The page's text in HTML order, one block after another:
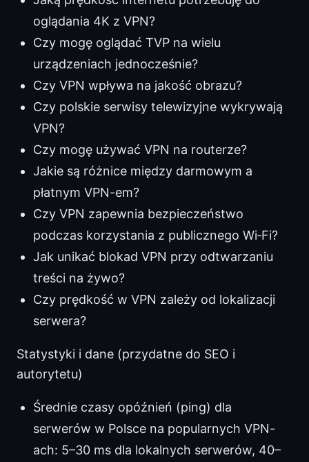
oglądania 4K z VPN?
Czy mogę oglądać TVP na wielu
urządzeniach jednocześnie?
Czy VPN wpływa na jakość obrazu?
Czy polskie serwisy telewizyjne wykrywają
VPN?
Czy mogę używać VPN na routerze?
Jakie są różnice między darmowym a
płatnym VPN-em?
Czy VPN zapewnia bezpieczeństwo
podczas korzystania z publicznego Wi‑Fi?
Jak unikać blokad VPN przy odtwarzaniu
treści na żywo?
Czy prędkość w VPN zależy od lokalizacji
serwera?
Statystyki i dane (przydatne do SEO i
autorytetu)
Średnie czasy opóźnień (ping) dla
serwerów w Polsce na popularnych VPN-
ach: 5–30 ms dla lokalnych serwerów, 40–